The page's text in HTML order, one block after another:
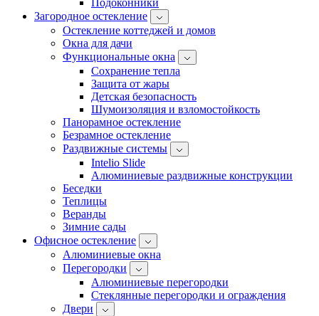
Подоконники
Загородное остекление
Остекление коттеджей и домов
Окна для дачи
Функциональные окна
Сохранение теплa
Защита от жары
Детская безопасность
Шумоизоляция и взломостойкость
Панорамное остекление
Безрамное остекление
Раздвижные системы
Intelio Slide
Алюминиевые раздвижные конструкции
Беседки
Теплицы
Веранды
Зимние сады
Офисное остекление
Алюминиевые окна
Перегородки
Алюминиевые перегородки
Стеклянные перегородки и ограждения
Двери